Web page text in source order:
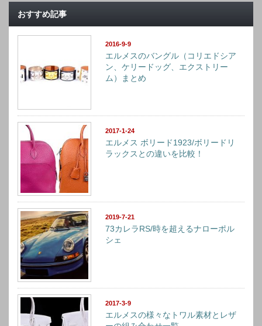
おすすめ記事
2016-9-9
エルメスのバングル（コリエドシア
ン、ケリードッグ、エクストリー
ム）まとめ
2017-1-24
エルメス ボリード1923/ボリードリ
ラックスとの違いを比較！
2019-7-21
73カレラRS/時を超えるナローポル
シェ
2017-3-9
エルメスの様々なトワル素材とレザ